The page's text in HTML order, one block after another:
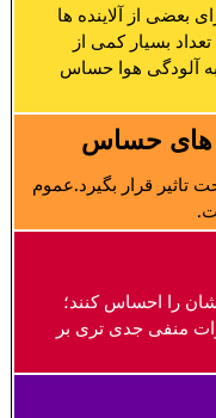
بعضی از آلاینده ها
بسیار کمی از
آلودگی هوا حساس
های حساس
قرار بگیرد.عموم
را احساس کنند؛
منفی جدی تری بر